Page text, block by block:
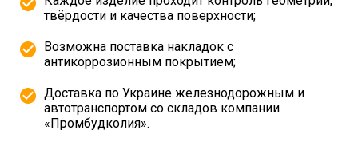
твёрдости и качества поверхности;
Возможна поставка накладок с
антикоррозионным покрытием;
Доставка по Украине железнодорожным и
автотранспортом со складов компании
«Промбудколия».